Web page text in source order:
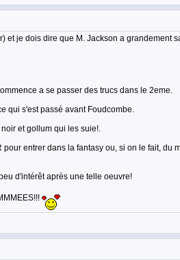
et je dois dire que M. Jackson a grandement
a se passer des trucs dans le 2eme.
qui s'est passé avant Foudcombe.
et gollum qui les suie!.
entrer dans la fantasy ou, si on le fait, du
d'intérêt après une telle oeuvre!